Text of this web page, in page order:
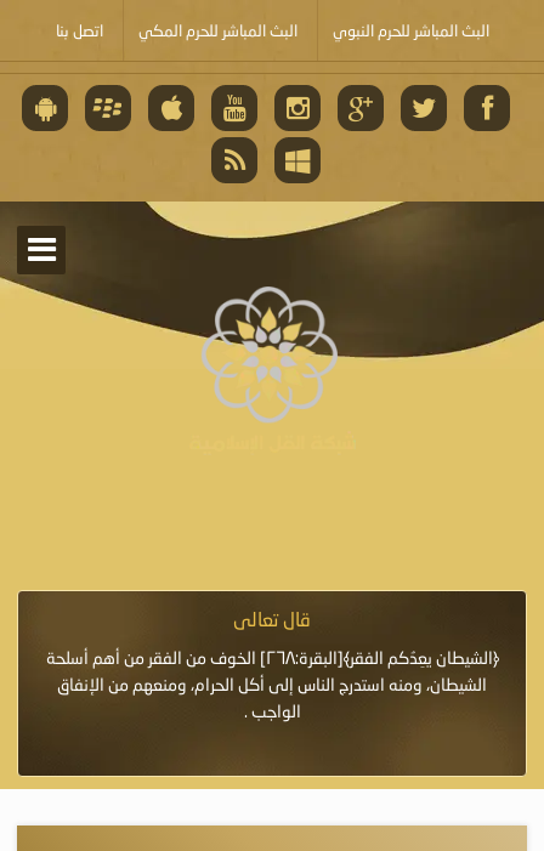
البث المباشر للحرم النبوي البث المباشر للحرم المكي اتصل بنا
قال تعالى
﴿الشيطان يعِدُكم الفقر﴾[البقرة:٢٦٨] الخوف من الفقر من أهم أسلحة
الشيطان، ومنه استدرج الناس إلى أكل الحرام، ومنعهم من الإنفاق
الواجب .